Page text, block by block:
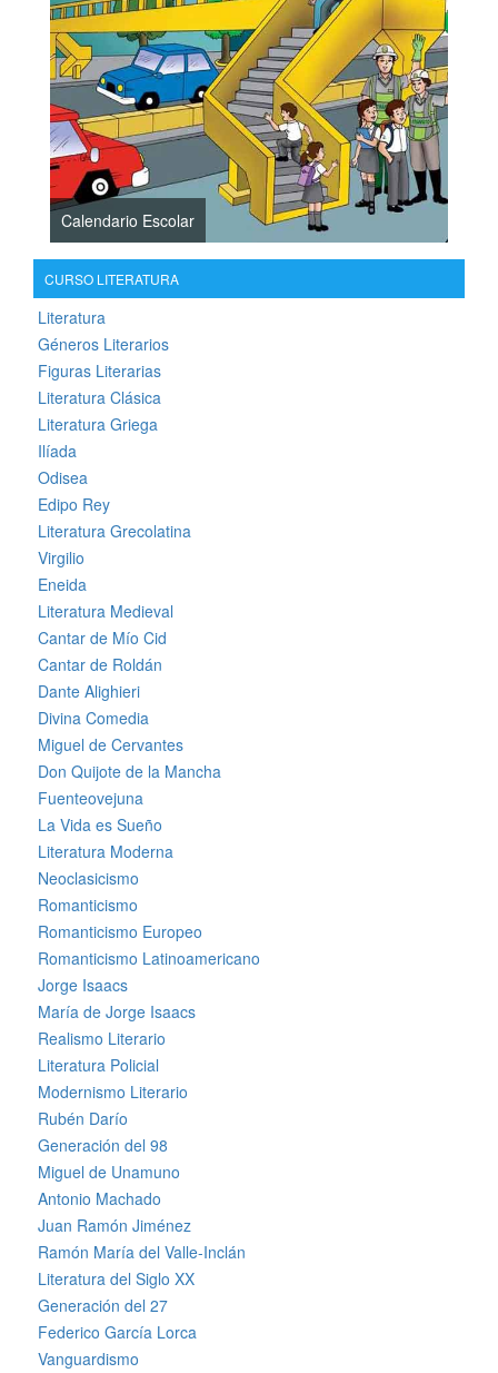
Calendario Escolar
CURSO LITERATURA
Literatura
Géneros Literarios
Figuras Literarias
Literatura Clásica
Literatura Griega
Ilíada
Odisea
Edipo Rey
Literatura Grecolatina
Virgilio
Eneida
Literatura Medieval
Cantar de Mío Cid
Cantar de Roldán
Dante Alighieri
Divina Comedia
Miguel de Cervantes
Don Quijote de la Mancha
Fuenteovejuna
La Vida es Sueño
Literatura Moderna
Neoclasicismo
Romanticismo
Romanticismo Europeo
Romanticismo Latinoamericano
Jorge Isaacs
María de Jorge Isaacs
Realismo Literario
Literatura Policial
Modernismo Literario
Rubén Darío
Generación del 98
Miguel de Unamuno
Antonio Machado
Juan Ramón Jiménez
Ramón María del Valle-Inclán
Literatura del Siglo XX
Generación del 27
Federico García Lorca
Vanguardismo